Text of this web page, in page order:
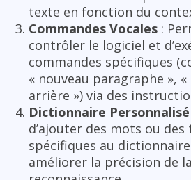
texte en fonction du
Commandes Vocales :
contrôler le logiciel et
commandes spécifiques
« nouveau paragraphe »,
arrière ») via des
Dictionnaire Personnalisé
d’ajouter des mots ou des
spécifiques au
améliorer la précision de la